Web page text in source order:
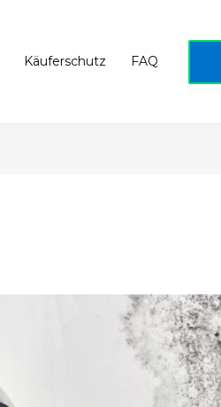
Käuferschutz FAQ